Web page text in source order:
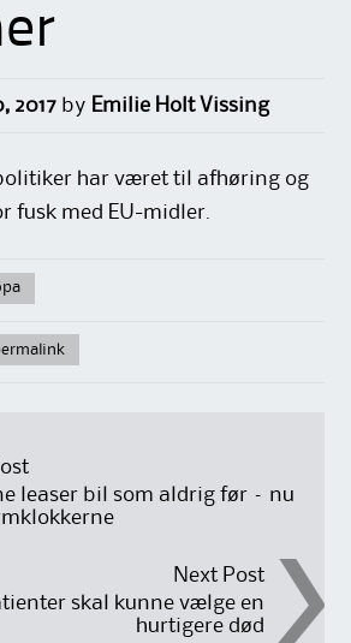
2017 by Emilie Holt Vissing
har været til afhøring og
fusk med EU-midler.
leaser bil som aldrig før – nu
Next Post
skal kunne vælge en
hurtigere død